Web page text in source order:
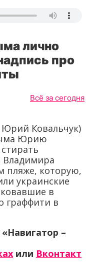
лично
про
Всё за сегодня
Ковальчук)
Юрию
Владимира
пляже, которую,
украинские
в
граффити в
–
или Вконтакт